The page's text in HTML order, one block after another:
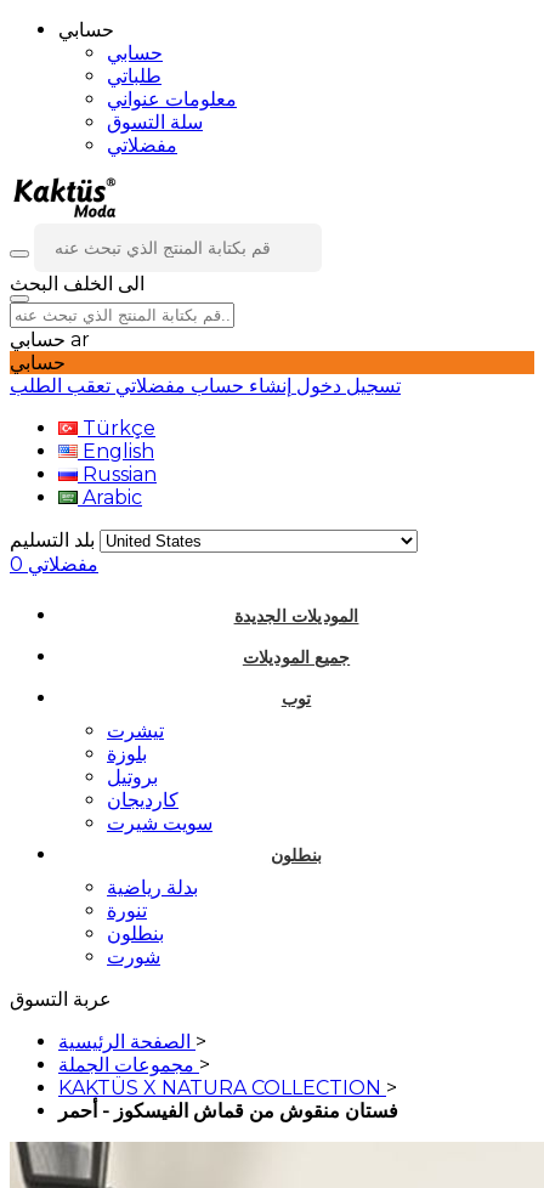
حسابي
حسابي
طلباتي
معلومات عنواني
سلة التسوق
مفضلاتي
الى الخلف البحث
ar
حسابي
تسجيل دخول إنشاء حساب مفضلاتي تعقب الطلب
Türkçe
English
Russian
Arabic
بلد التسليم
مفضلاتي 0
الموديلات الجديدة
جميع الموديلات
توب
تيشرت
بلوزة
بروتيل
كارديجان
سويت شيرت
بنطلون
بدلة رياضية
تنورة
بنطلون
شورت
عربة التسوق
الصفحة الرئيسية >
مجموعات الجملة >
KAKTÜS X NATURA COLLECTION >
فستان منقوش من قماش الفيسكوز - أحمر